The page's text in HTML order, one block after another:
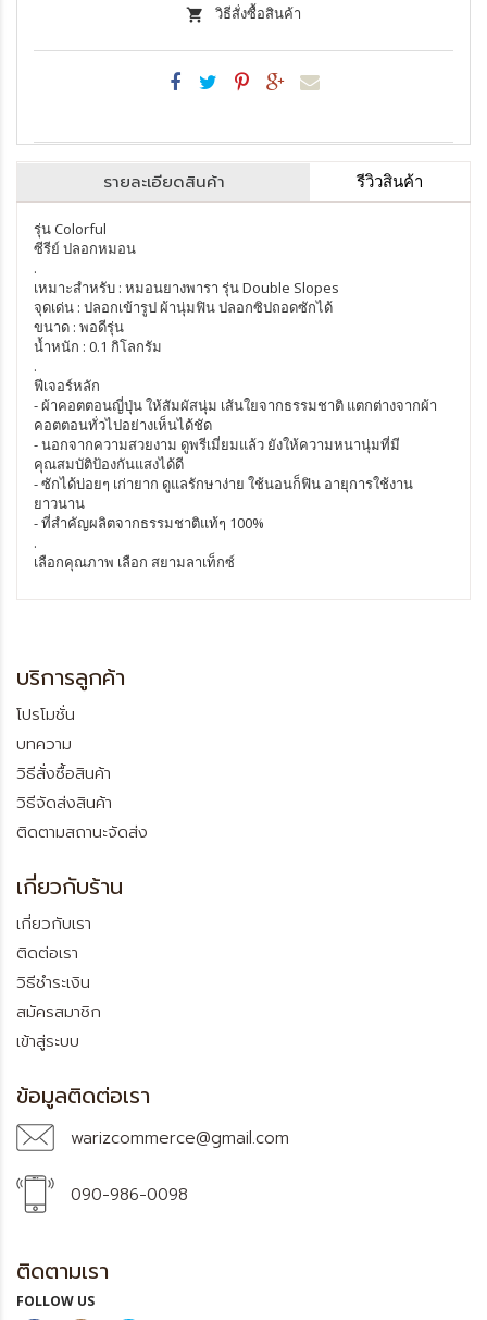
วิธีสั่งซื้อสินค้า
รายละเอียดสินค้า รีวิวสินค้า
รุ่น Colorful
ซีรีย์ ปลอกหมอน
.
เหมาะสำหรับ : หมอนยางพารา รุ่น Double Slopes
จุดเด่น : ปลอกเข้ารูป ผ้านุ่มฟิน ปลอกซิปถอดซักได้
ขนาด : พอดีรุ่น
น้ำหนัก : 0.1 กิโลกรัม
.
ฟีเจอร์หลัก
- ผ้าคอตตอนญี่ปุ่น ให้สัมผัสนุ่ม เส้นใยจากธรรมชาติ แตกต่างจากผ้า
คอตตอนทั่วไปอย่างเห็นได้ชัด
- นอกจากความสวยงาม ดูพรีเมี่ยมแล้ว ยังให้ความหนานุ่มที่มี
คุณสมบัติป้องกันแสงได้ดี
- ซักได้บ่อยๆ เก่ายาก ดูแลรักษาง่าย ใช้นอนก็ฟิน อายุการใช้งาน
ยาวนาน
- ที่สำคัญผลิตจากธรรมชาติแท้ๆ 100%
.
เลือกคุณภาพ เลือก สยามลาเท็กซ์
บริการลูกค้า
โปรโมชั่น
บทความ
วิธีสั่งซื้อสินค้า
วิธีจัดส่งสินค้า
ติดตามสถานะจัดส่ง
เกี่ยวกับร้าน
เกี่ยวกับเรา
ติดต่อเรา
วิธีชำระเงิน
สมัครสมาชิก
เข้าสู่ระบบ
ข้อมูลติดต่อเรา
warizcommerce@gmail.com
090-986-0098
ติดตามเรา
FOLLOW US